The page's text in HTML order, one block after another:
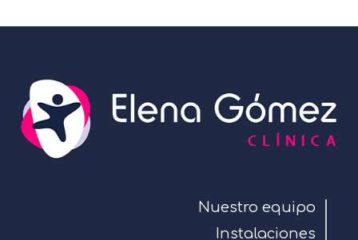
Nuestro equipo
Instalaciones